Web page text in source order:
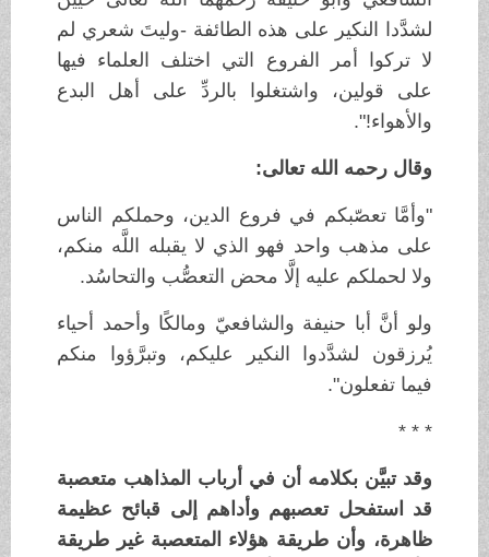
لشدَّدا النكير على هذه الطائفة -وليتَ شعري لم
لا تركوا أمر الفروع التي اختلف العلماء فيها
على قولين، واشتغلوا بالردِّ على أهل البدع
والأهواء!".
وقال رحمه الله تعالى:
"وأمَّا تعصّبكم في فروع الدين، وحملكم الناس
على مذهب واحد فهو الذي لا يقبله اللَّه منكم،
ولا لحملكم عليه إلَّا محض التعصُّب والتحاسُد.
ولو أنَّ أبا حنيفة والشافعيّ ومالكًا وأحمد أحياء
يُرزقون لشدَّدوا النكير عليكم، وتبرَّؤوا منكم
فيما تفعلون".
* * *
وقد تبيَّن بكلامه أن في أرباب المذاهب متعصبة
قد استفحل تعصبهم وأداهم إلى قبائح عظيمة
ظاهرة، وأن طريقة هؤلاء المتعصبة غير طريقة